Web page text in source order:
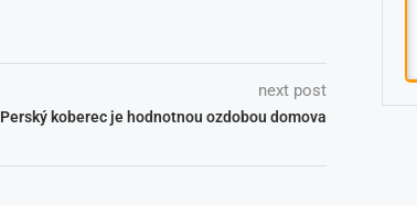
next post
Perský koberec je hodnotnou ozdobou domova